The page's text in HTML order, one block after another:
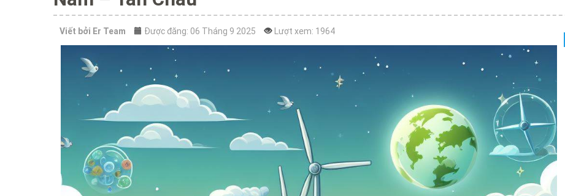
Viết bởi Er Team Được đăng: 06 Tháng 9 2025 Lượt xem: 1964